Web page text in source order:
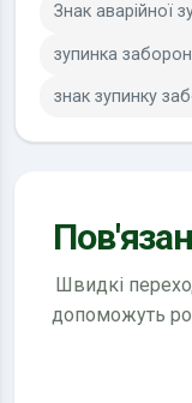
Знак аварійної
зупинка
знак зупинку
Швидкі
допоможуть